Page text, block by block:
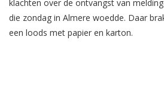
klachten over de ontvangst van
die zondag in Almere woedde. Daar
een loods met papier en karton.